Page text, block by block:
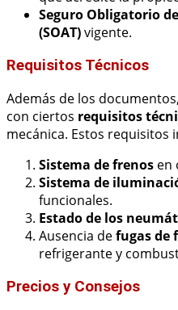
Seguro Obligatorio
(SOAT)vigente.
Requisitos Técnicos
Además de los
con ciertos requisitos
mecánica. Estos requisitos
Sistema de frenos en
Sistema de
funcionales.
Estado de los
Ausencia defugas de
refrigerante y
Precios y Consejos